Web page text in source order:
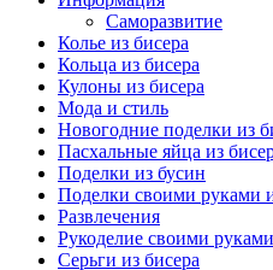
Саморазвитие
Колье из бисера
Кольца из бисера
Кулоны из бисера
Мода и стиль
Новогодние поделки из
Пасхальные яйца из
Поделки из бусин
Поделки своими руками
Развлечения
Рукоделие своими
Серьги из бисера